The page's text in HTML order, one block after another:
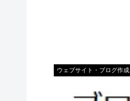
ウェブサイト・ブログ作成